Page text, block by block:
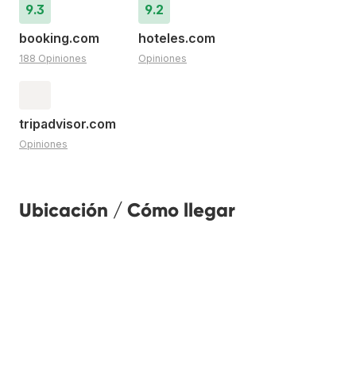
9.3
booking.com
188 Opiniones
9.2
hoteles.com
Opiniones
tripadvisor.com
Opiniones
Ubicación / Cómo llegar